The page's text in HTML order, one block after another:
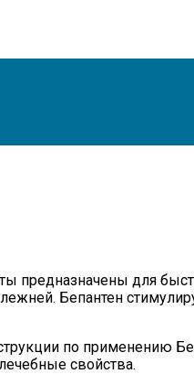
предназначены для
Бепантен
по применению
свойства.